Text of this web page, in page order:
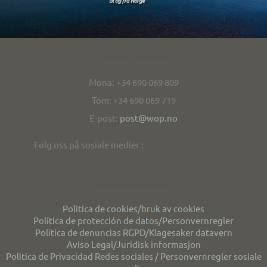
Mona: +34 690 069 809
Tom: +34 690 069 719
E-post: post@wop.no
Følg oss på sosiale medier :
Politica de cookies/bruk av cookies
Política de protección de datos/Personvernregler
Política de denuncias RGPD/Klagesaker datavern
Aviso Legal/Juridisk informasjon
Politica de Privacidad Redes sociales / Personvernregler sosiale